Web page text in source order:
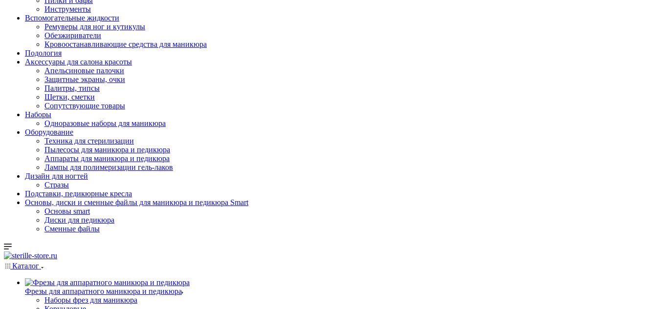
Инструменты
Вспомогательные жидкости
Ремуверы для ног и кутикулы
Обезжириватели
Кровоостанавливающие средства для маникюра
Подология
Аксессуары для салона красоты
Апельсиновые палочки
Защитные экраны, очки
Палитры, типсы
Щетки, сметки
Сопутствующие товары
Наборы
Одноразовые наборы для маникюра
Оборудование
Техника для стерилизации
Пылесосы для маникюра и педикюра
Аппараты для маникюра и педикюра
Лампы для полимеризации гель-лаков
Дизайн для ногтей
Стразы
Подставки, педикюрные кресла
Основы, диски и сменные файлы для маникюра и педикюра Smart
Основы smart
Диски для педикюра
Сменные файлы
Каталог
Фрезы для аппаратного маникюра и педикюра
Наборы фрез для маникюра